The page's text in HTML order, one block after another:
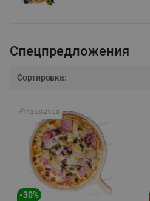
Спецпредложения
Сортировка:
🕘 12:00-21:00
-30%